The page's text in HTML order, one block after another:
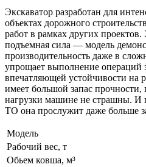
Экскаватор разработан для
объектах дорожного
работ в рамках других
подъемная сила — модель
производительность даже в
упрощает выполнение операций
впечатляющей устойчивости на
имеет большой запас прочности,
нагрузки машине не страшны. И
ТО она прослужит даже больше
Модель
Рабочий вес, т
Обьем ковша, м³